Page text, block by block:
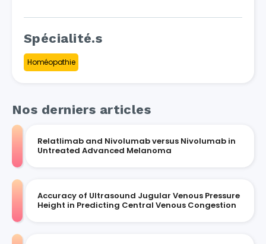
Spécialité.s
Homéopathie
Nos derniers articles
Relatlimab and Nivolumab versus Nivolumab in
Untreated Advanced Melanoma
Accuracy of Ultrasound Jugular Venous Pressure
Height in Predicting Central Venous Congestion